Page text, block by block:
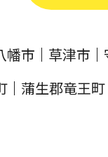
幡市 草津市
蒲生郡竜王町